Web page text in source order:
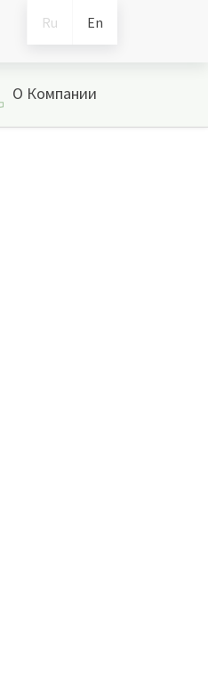
Ru En
О Компании